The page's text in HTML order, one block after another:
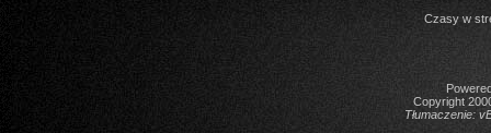
Czasy w
Copyright
Tłumaczenie: